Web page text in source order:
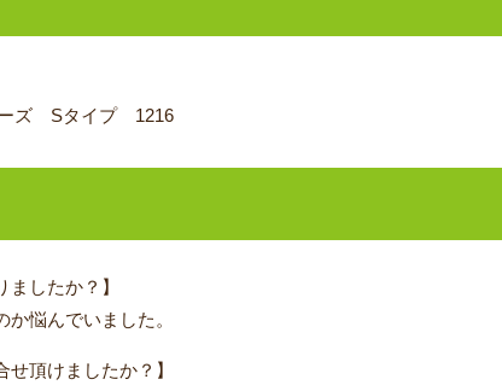
ーズ Sタイプ 1216
したか？】
悩んでいました。
頂けましたか？】